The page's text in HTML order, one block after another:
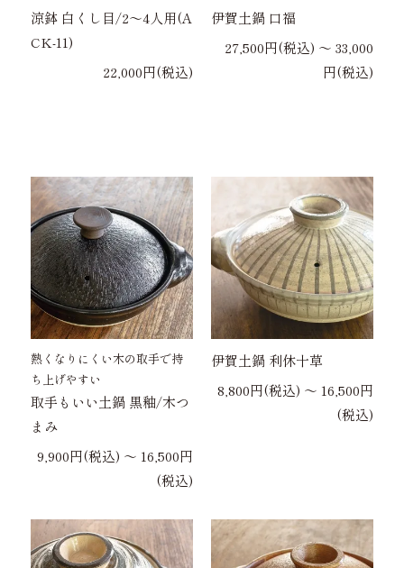
涼鉢 白くし目/2～4人用(A
CK-11)
22,000円(税込)
伊賀土鍋 口福
27,500円(税込) 〜 33,000
円(税込)
熱くなりにくい木の取手で持
ち上げやすい
取手もいい土鍋 黒釉/木つ
まみ
9,900円(税込) 〜 16,500円
(税込)
伊賀土鍋 利休十草
8,800円(税込) 〜 16,500円
(税込)